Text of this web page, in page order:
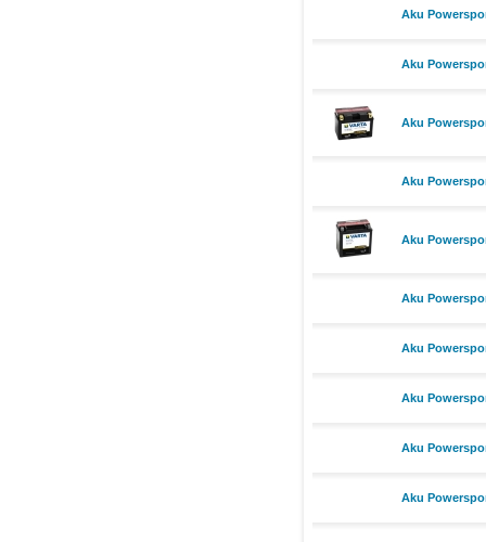
Aku
Aku
Aku
Aku
Aku
Aku
Aku
Aku
Aku
Aku